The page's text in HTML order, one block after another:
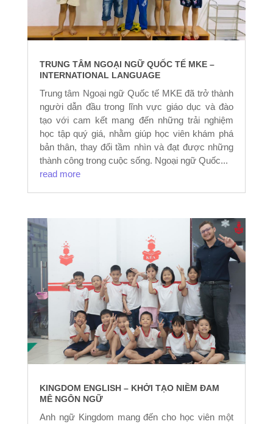
TRUNG TÂM NGOẠI NGỮ QUỐC TẾ MKE –
INTERNATIONAL LANGUAGE
Trung tâm Ngoại ngữ Quốc tế MKE đã trở thành
người dẫn đầu trong lĩnh vực giáo dục và đào
tạo với cam kết mang đến những trải nghiệm
học tập quý giá, nhằm giúp học viên khám phá
bản thân, thay đổi tầm nhìn và đạt được những
thành công trong cuộc sống. Ngoại ngữ Quốc...
read more
KINGDOM ENGLISH – KHỞI TẠO NIỀM ĐAM
MÊ NGÔN NGỮ
Anh ngữ Kingdom mang đến cho học viên một